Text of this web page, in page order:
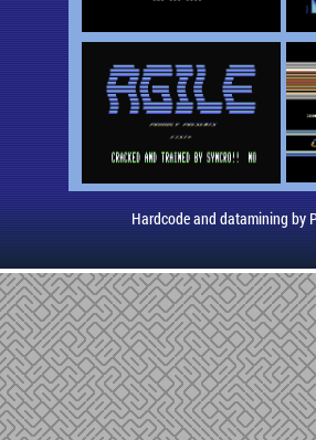
Hardcode and datamining by